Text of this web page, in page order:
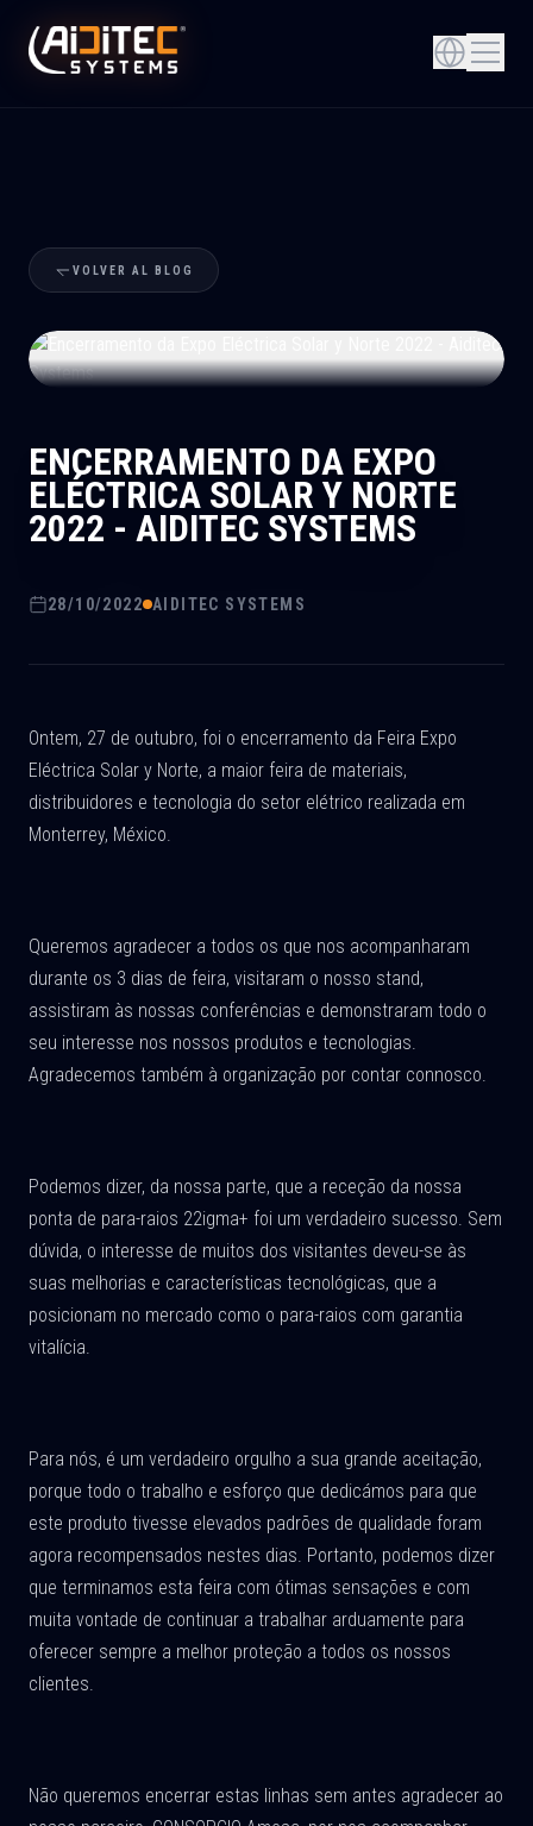
VOLVER AL BLOG
ENCERRAMENTO DA EXPO
ELÉCTRICA SOLAR Y NORTE
2022 - AIDITEC SYSTEMS
28/10/2022 AIDITEC SYSTEMS
Ontem, 27 de outubro, foi o encerramento da Feira Expo
Eléctrica Solar y Norte, a maior feira de materiais,
distribuidores e tecnologia do setor elétrico realizada em
Monterrey, México.
Queremos agradecer a todos os que nos acompanharam
durante os 3 dias de feira, visitaram o nosso stand,
assistiram às nossas conferências e demonstraram todo o
seu interesse nos nossos produtos e tecnologias.
Agradecemos também à organização por contar connosco.
Podemos dizer, da nossa parte, que a receção da nossa
ponta de para-raios 22igma+ foi um verdadeiro sucesso. Sem
dúvida, o interesse de muitos dos visitantes deveu-se às
suas melhorias e características tecnológicas, que a
posicionam no mercado como o para-raios com garantia
vitalícia.
Para nós, é um verdadeiro orgulho a sua grande aceitação,
porque todo o trabalho e esforço que dedicámos para que
este produto tivesse elevados padrões de qualidade foram
agora recompensados nestes dias. Portanto, podemos dizer
que terminamos esta feira com ótimas sensações e com
muita vontade de continuar a trabalhar arduamente para
oferecer sempre a melhor proteção a todos os nossos
clientes.
Não queremos encerrar estas linhas sem antes agradecer ao